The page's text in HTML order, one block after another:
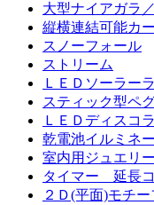
大型ナイアガラ
縦横連結可能カ
スノーフォール
ストリーム
ＬＥＤソーラー
スティック型ペ
ＬＥＤディスコ
乾電池イルミネ
室内用ジュエリ
タイマー 延長
２Ｄ(平面)モチ